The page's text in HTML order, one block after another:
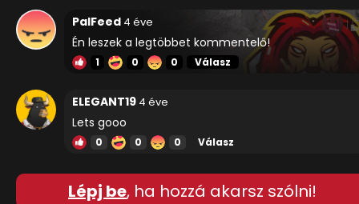
PalFeed 4 éve
Én leszek a legtöbbet kommentelő!
1 0 0 Válasz
ELEGANT19 4 éve
Lets gooo
0 0 0 Válasz
Lépj be, ha hozzá akarsz szólni!